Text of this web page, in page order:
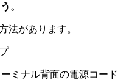
。
法があります。
ミナル背面の電源コード